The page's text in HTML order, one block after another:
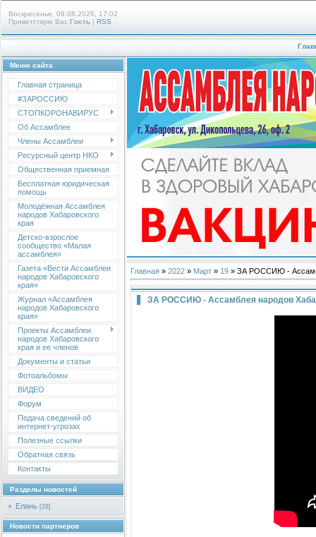
Воскресенье, 09.08.2026, 17:02
Приветствую Вас Гость | RSS
Меню сайта
Главная страница
#ЗАРОССИЮ
СТОПКОРОНАВИРУС
Об Ассамблее
Члены Ассамблеи
Ресурсный центр НКО
Общественная приемная
Бесплатная юридическая
помощь
Молодёжная Ассамблея
народов Хабаровского
края
Детско-взрослое
сообщество «Малая
ассамблея»
Газета «Вести Ассамблеи
народов Хабаровского
края»
Журнал «Ассамблея
народов Хабаровского
края»
Проекты Ассамблеи
народов Хабаровского
края и ее членов
Документы и статьи
Фотоальбомы
ВИДЕО
Форум
Подача сведений об
интернет-угрозах
Полезные ссылки
Обратная связь
Контакты
Разделы новостей
Елань [28]
Новости партнеров
Главная » 2022 » Март » 19 » ЗА РОССИЮ -
ЗА РОССИЮ - Ассамблея народов